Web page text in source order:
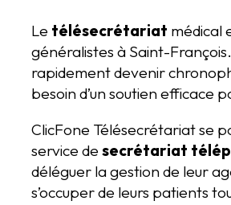
Le télésecrétariat médical
généralistes à Saint-
rapidement devenir
besoin d’un soutien efficace
ClicFone Télésecrétariat se
service de secrétariat
déléguer la gestion de leur
s’occuper de leurs patients